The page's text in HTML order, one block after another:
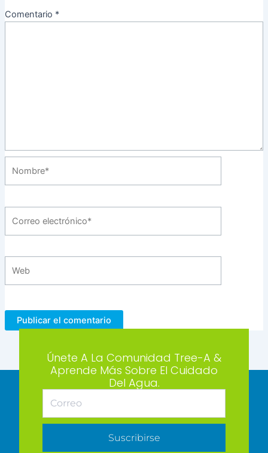
Comentario *
electrónico*
Únete A La Comunidad Tree-A &
Aprende Más Sobre El Cuidado
Del Agua.
Suscribirse